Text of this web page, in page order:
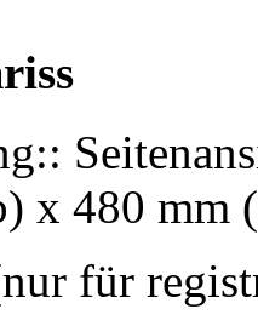
x 480 mm
für